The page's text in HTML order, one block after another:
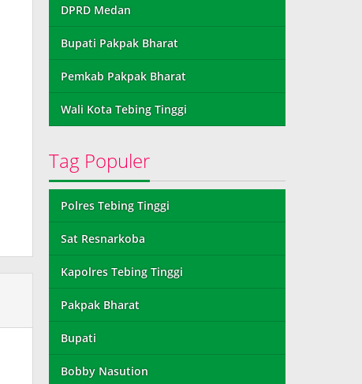
DPRD Medan
Bupati Pakpak Bharat
Pemkab Pakpak Bharat
Wali Kota Tebing Tinggi
Tag Populer
Polres Tebing Tinggi
Sat Resnarkoba
Kapolres Tebing Tinggi
Pakpak Bharat
Bupati
Bobby Nasution